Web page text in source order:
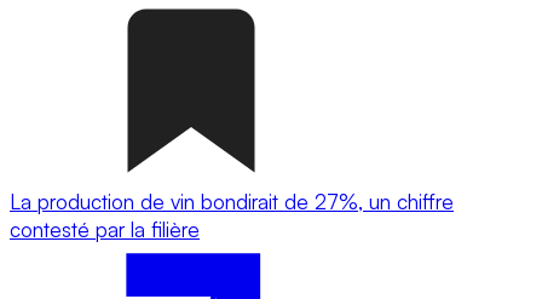
La production de vin bondirait de 27%, un chiffre
contesté par la filière